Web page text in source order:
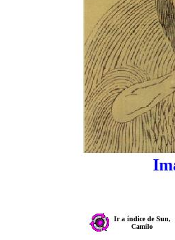
Ir a índice de Sun,
Camilo